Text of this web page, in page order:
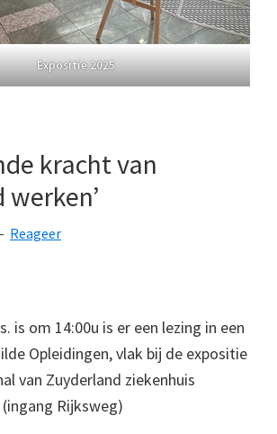
Expositie 2025
kracht van
Reageer
is om 14:00u is er een lezing in een
Opleidingen, vlak bij de expositie
van Zuyderland ziekenhuis
Rijksweg)